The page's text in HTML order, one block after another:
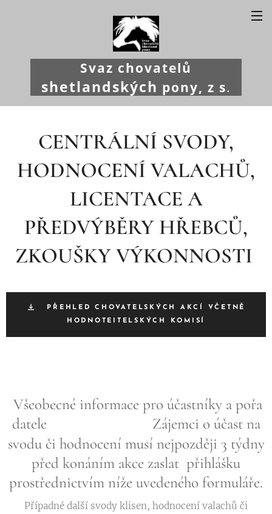
Svaz chovatelů
shetlandských pony, z s.
CENTRÁLNÍ SVODY,
HODNOCENÍ VALACHŮ,
LICENTACE A
PŘEDVÝBĚRY HŘEBCŮ,
ZKOUŠKY VÝKONNOSTI
PŘEHLED CHOVATELSKÝCH AKCÍ VČETNĚ
HODNOTEITELSKÝCH KOMISÍ
Všeobecné informace pro účastníky a pořa
datele Zájemci o účast na
svodu či hodnocení musí nejpozději 3 týdny
před konáním akce zaslat přihlášku
prostřednictvím níže uvedeného formuláře.
Případné další svody klisen, hodnocení valachů či